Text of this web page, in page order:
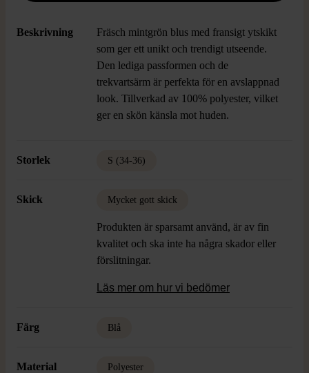
Beskrivning
Fräsch mintgrön blus med fransigt ytskikt
som ger ett unikt och trendigt utseende.
Den lediga passformen och de
trekvartsärm är perfekta för en avslappnad
look. Tillverkad av 100% polyester, vilket
ger en skön känsla mot huden.
Storlek S (34-36)
Skick Mycket gott skick
Produkten är sparsamt använd, är av fin
kvalitet och ska inte ha några skador eller
förslitningar.
Läs mer om hur vi bedömer
Färg Blå
Material Polyester